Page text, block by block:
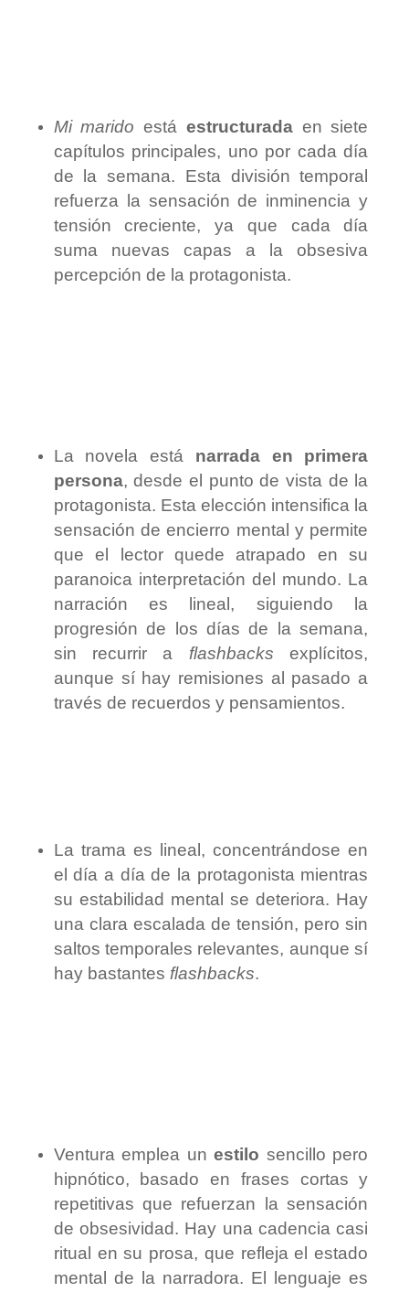
Mi marido está estructuradaen siete
capítulos principales, uno por cada día
de la semana. Esta división temporal
refuerza la sensación de inminencia y
tensión creciente, ya que cada día
suma nuevas capas a la obsesiva
percepción de la protagonista.
La novela está narrada en primera
persona, desde el punto de vista de la
protagonista. Esta elección intensifica la
sensación de encierro mental y permite
que el lector quede atrapado en su
paranoica interpretación del mundo. La
narración es lineal, siguiendo la
progresión de los días de la semana,
sin recurrir a flashbacks explícitos,
aunque sí hay remisiones al pasado a
través de recuerdos y pensamientos.
La trama es lineal, concentrándose en
el día a día de la protagonista mientras
su estabilidad mental se deteriora. Hay
una clara escalada de tensión, pero sin
saltos temporales relevantes, aunque sí
hay bastantes flashbacks.
Ventura emplea unestilo sencillo pero
hipnótico, basado en frases cortas y
repetitivas que refuerzan la sensación
de obsesividad. Hay una cadencia casi
ritual en su prosa, que refleja el estado
mental de la narradora. El lenguaje es